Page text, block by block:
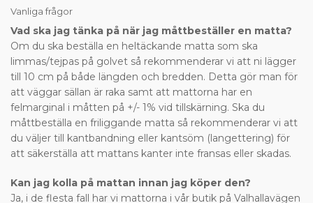
Vanliga frågor
Vad ska jag tänka på när jag måttbeställer en matta?
Om du ska beställa en heltäckande matta som ska
limmas/tejpas på golvet så rekommenderar vi att ni lägger
till 10 cm på både längden och bredden. Detta gör man för
att väggar sällan är raka samt att mattorna har en
felmarginal i måtten på +/- 1% vid tillskärning. Ska du
måttbeställa en friliggande matta så rekommenderar vi att
du väljer till kantbandning eller kantsöm (langettering) för
att säkerställa att mattans kanter inte fransas eller skadas.
Kan jag kolla på mattan innan jag köper den?
Ja, i de flesta fall har vi mattorna i vår butik på Valhallavägen